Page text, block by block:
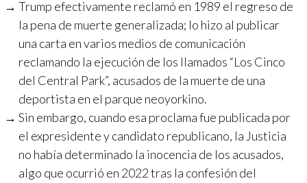
Trump efectivamente reclamó en 1989 el regreso de
la pena de muerte generalizada; lo hizo al publicar
una carta en varios medios de comunicación
reclamando la ejecución de los llamados “Los Cinco
del Central Park”, acusados de la muerte de una
deportista en el parque neoyorkino.
Sin embargo, cuando esa proclama fue publicada por
el expresidente y candidato republicano, la Justicia
no había determinado la inocencia de los acusados,
algo que ocurrió en 2022 tras la confesión del